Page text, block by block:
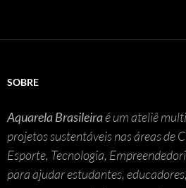
SOBRE
Aquarela Brasileiraé um ateliê
projetos sustentáveis nas áreas de
Esporte, Tecnologia,
para ajudar estudantes,